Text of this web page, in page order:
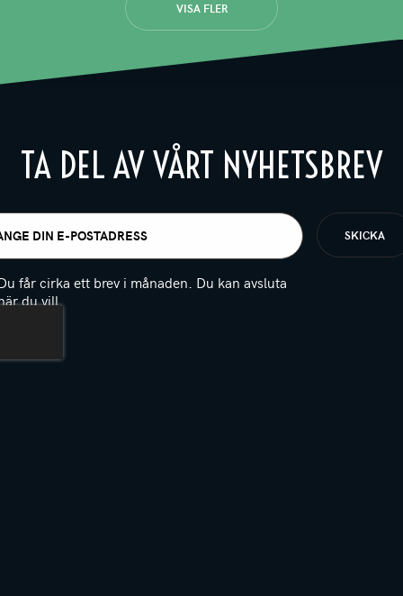
VISA FLER
TA DEL AV VÅRT NYHETSBREV
får cirka ett brev i månaden. Du kan avsluta
du vill.